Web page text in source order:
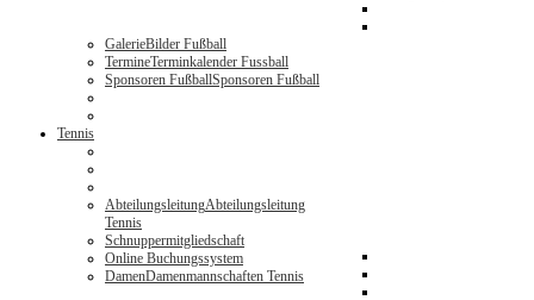
GalerieBilder Fußball
TermineTerminkalender Fussball
Sponsoren FußballSponsoren Fußball
Tennis
AbteilungsleitungAbteilungsleitung
Tennis
Schnuppermitgliedschaft
Online Buchungssystem
DamenDamenmannschaften Tennis